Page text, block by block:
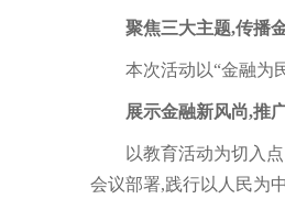
聚焦三大主题,传播
本次活动以“金融为
展示金融新风尚,推
以教育活动为切入
会议部署,践行以人民为